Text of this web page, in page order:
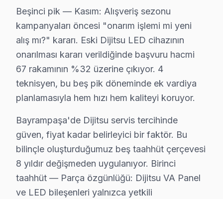
• Bayrampaşa'de 2 yıl işçilik garantisi
Bayrampaşa'da Dijitsu yetkili servis kalitesinde hizmet
Bayrampaşa'da Dijitsu TV İçin Orijinal Parça
Bayrampaşa'da Dijitsu televizyon paneli tamirinde
Bayrampaşa parça stoğumuz:
• Bayrampaşa'de LCD, OLED ve QLED panel çeşitleri
• Bayrampaşa'de mainboard, power board, T-Con
• Bayrampaşa servisimizde HDMI soket, IR alıcı, Wi-
• Bayrampaşa'de her parçada 2 yıl değişim garantisi
• Bayrampaşa'de aynı gün tedarik imkânı
Bayrampaşa'da Dijitsu orijinal parça ile yapılan tamir
Beşinci pik — Kasım: Alışveriş sezonu
kampanyaları öncesi "onarım işlemi mi yeni
alış mı?" kararı. Eski Dijitsu LED cihazının
onarılması kararı verildiğinde başvuru hacmi
67 rakamının %32 üzerine çıkıyor. 4
teknisyen, bu beş pik döneminde ek vardiya
planlamasıyla hem hızı hem kaliteyi koruyor.
Bayrampaşa'de Dijitsu servis tercihinde
güven, fiyat kadar belirleyici bir faktör. Bu
bilinçle oluşturduğumuz beş taahhüt çerçevesi
8 yıldır değişmeden uygulanıyor. Birinci
taahhüt — Parça özgünlüğü: Dijitsu VA Panel
ve LED bileşenleri yalnızca yetkili